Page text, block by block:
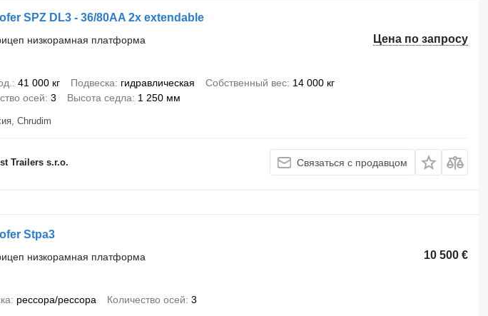
SPZ DL3 - 36/80AA 2x extendable
Цена по запросу
низкорамная платформа
41 000 кг Подвеска гидравлическая Собственный вес 14 000 кг
осей 3 Высота седла 1 250 мм
Chrudim
Trailers s.r.o. Связаться с продавцом
Stpa3
10 500 €
низкорамная платформа
рессора/рессора Количество осей 3